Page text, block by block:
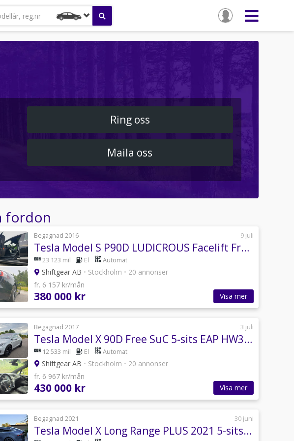
reg.nr
Ring oss
Maila oss
fordon
Begagnad 2016 9 juli
Tesla Model S P90D LUDICROUS Facelift Free SuC CCS FULLUTR 2 ägare
23 123 mil El Automat
Shiftgear AB • Stockholm • 20 annonser
fr. 6 157 kr/mån
380 000 kr Visa mer
Begagnad 2017 3 juli
Tesla Model X 90D Free SuC 5-sits EAP HW3 Vent.läder MCU2 CCS Premium
12 533 mil El Automat
Shiftgear AB • Stockholm • 20 annonser
fr. 6 967 kr/mån
430 000 kr Visa mer
Begagnad 2021 30 juni
Tesla Model X Long Range PLUS 2021 5-sits 561 km WLTP MOMS